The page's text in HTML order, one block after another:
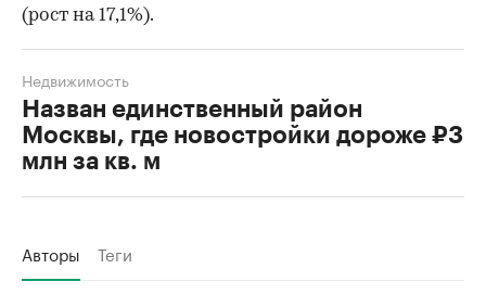
(рост на 17,1%).
Назван единственный район
Москвы, где новостройки дороже ₽3
млн за кв. м
Недвижимость
Авторы Теги